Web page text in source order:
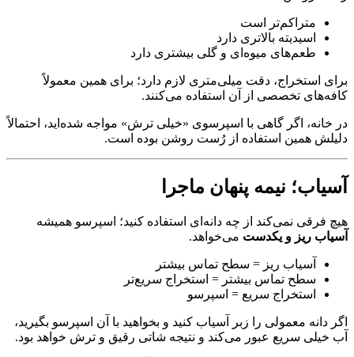
متراکم‌تر است
اسیدیته بالاتری دارد
طعم‌های میوه‌ای و گلی بیشتری دارد
برای استخراج، دقت میلی‌متری لازم دارد؛ برای همین معمولاً
کافه‌های تخصصی از آن استفاده می‌کنند.
در خانه، اگر گاهی با اسپرسوی «خیلی ترش» مواجه شده‌اید، احتمالاً
دلیلش همین استفاده از رُست روشن بوده است.
آسیاب؛ نیمه پنهان ماجرا
هیچ فرقی نمی‌کند از چه دانه‌ای استفاده کنید؛ اسپرسو همیشه
آسیاب ریز و یکدست می‌خواهد.
آسیاب ریز = سطح تماس بیشتر
سطح تماس بیشتر = استخراج سریع‌تر
استخراج سریع = اسپرسو
اگر دانه معمولی را زبر آسیاب کنید و بخواهید با آن اسپرسو بگیرید،
آب خیلی سریع عبور می‌کند و نتیجه شاتی رقیق و ترش خواهد بود.